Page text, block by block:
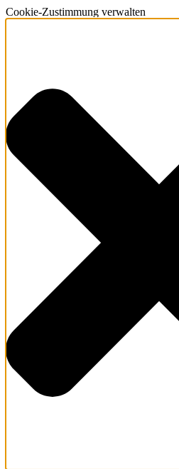
Cookie-Zustimmung verwalten